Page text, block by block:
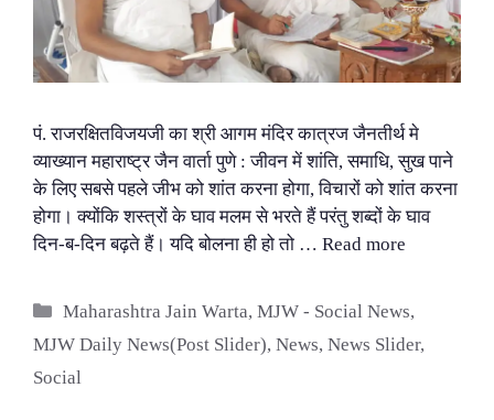
पं. राजरक्षितविजयजी का श्री आगम मंदिर कात्रज जैनतीर्थ मे
व्याख्यान महाराष्ट्र जैन वार्ता पुणे : जीवन में शांति, समाधि, सुख पाने
के लिए सबसे पहले जीभ को शांत करना होगा, विचारों को शांत करना
होगा। क्योंकि शस्त्रों के घाव मलम से भरते हैं परंतु शब्दों के घाव
दिन-ब-दिन बढ़ते हैं। यदि बोलना ही हो तो … Read more
Categories
Maharashtra Jain Warta,MJW - Social News,
MJW Daily News(Post Slider), News, News Slider,
Social